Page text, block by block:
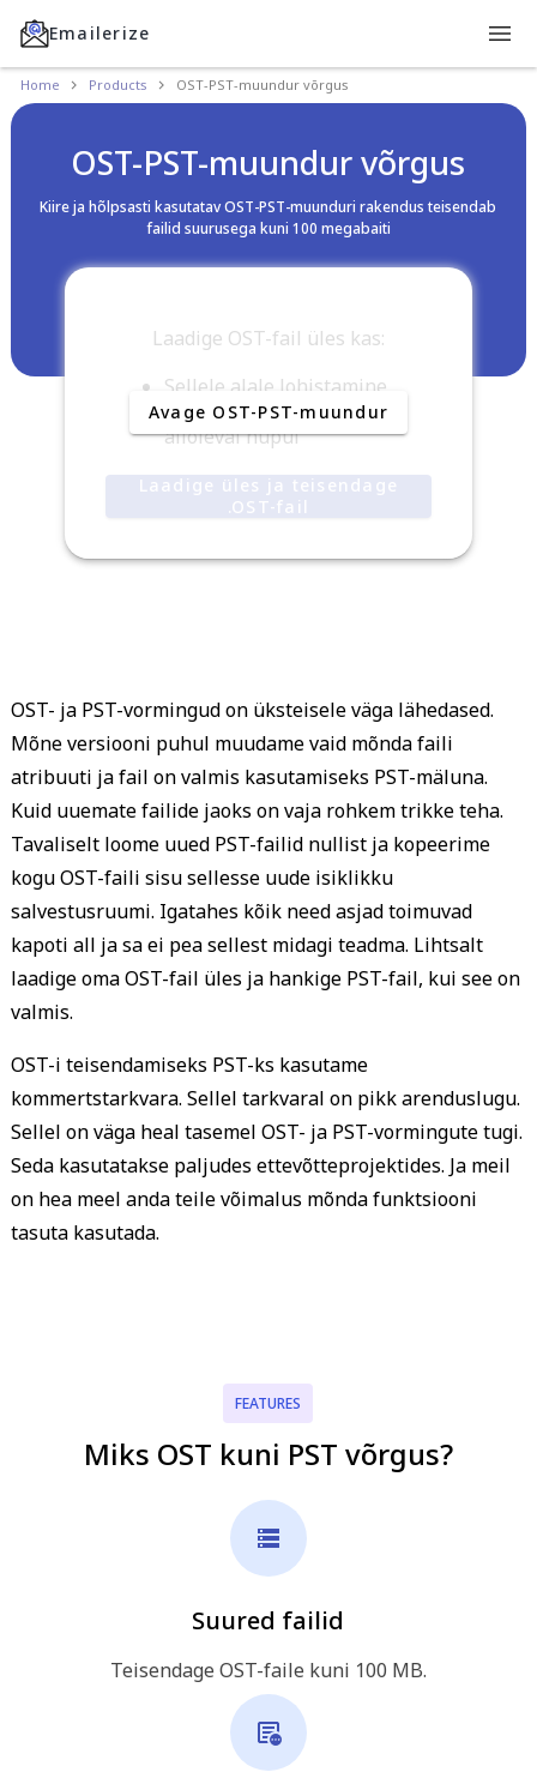
Emailerize
Home Products OST-PST-muundur võrgus
OST-PST-muundur võrgus
Kiire ja hõlpsasti kasutatav OST-PST-muunduri rakendus teisendab
failid suurusega kuni 100 megabaiti
Laadige OST-fail üles kas:
Sellele alale lohistamine
Faili sirvimiseks klõpsake
alloleval nupul
Laadige üles ja teisendage
.OST-fail
Avage OST-PST-muundur
OST- ja PST-vormingud on üksteisele väga lähedased.
Mõne versiooni puhul muudame vaid mõnda faili
atribuuti ja fail on valmis kasutamiseks PST-mäluna.
Kuid uuemate failide jaoks on vaja rohkem trikke teha.
Tavaliselt loome uued PST-failid nullist ja kopeerime
kogu OST-faili sisu sellesse uude isiklikku
salvestusruumi. Igatahes kõik need asjad toimuvad
kapoti all ja sa ei pea sellest midagi teadma. Lihtsalt
laadige oma OST-fail üles ja hankige PST-fail, kui see on
valmis.
OST-i teisendamiseks PST-ks kasutame
kommertstarkvara. Sellel tarkvaral on pikk arenduslugu.
Sellel on väga heal tasemel OST- ja PST-vormingute tugi.
Seda kasutatakse paljudes ettevõtteprojektides. Ja meil
on hea meel anda teile võimalus mõnda funktsiooni
tasuta kasutada.
FEATURES
Miks OST kuni PST võrgus?
Suured failid
Teisendage OST-faile kuni 100 MB.